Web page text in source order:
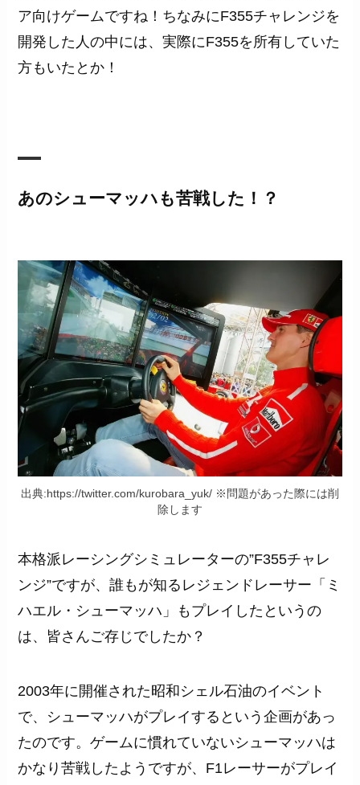
ア向けゲームですね！ちなみにF355チャレンジを
開発した人の中には、実際にF355を所有していた
方もいたとか！
あのシューマッハも苦戦した！？
出典:https://twitter.com/kurobara_yuk/ ※問題があった際には削
除します
本格派レーシングシミュレーターの”F355チャレ
ンジ”ですが、誰もが知るレジェンドレーサー「ミ
ハエル・シューマッハ」もプレイしたというの
は、皆さんご存じでしたか？
2003年に開催された昭和シェル石油のイベント
で、シューマッハがプレイするという企画があっ
たのです。ゲームに慣れていないシューマッハは
かなり苦戦したようですが、F1レーサーがプレイ